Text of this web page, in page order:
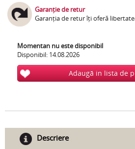
Garanție de retur
Garanția de retur îți oferă
Momentan nu este disponibil
Disponibil: 14.08.2026
Adaugă in lista de
Descriere